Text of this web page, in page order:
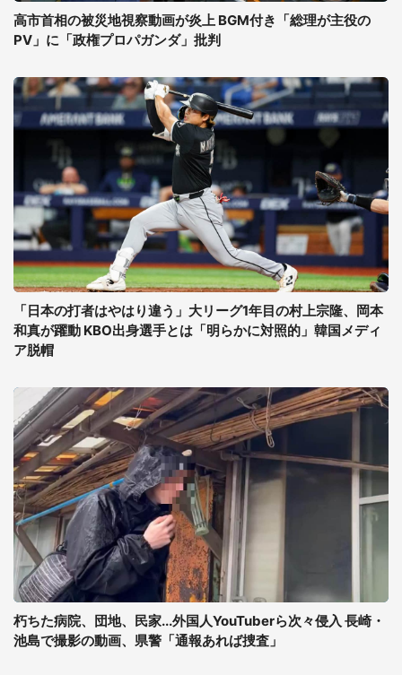
高市首相の被災地視察動画が炎上 BGM付き「総理が主役の
PV」に「政権プロパガンダ」批判
「日本の打者はやはり違う」大リーグ1年目の村上宗隆、岡本
和真が躍動 KBO出身選手とは「明らかに対照的」韓国メディ
ア脱帽
朽ちた病院、団地、民家...外国人YouTuberら次々侵入 長崎・
池島で撮影の動画、県警「通報あれば捜査」